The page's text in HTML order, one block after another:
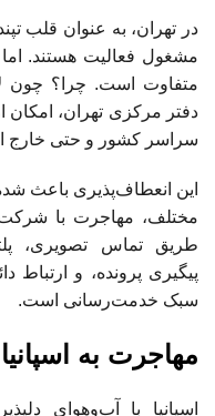
در تهران، به عنوان قلب
مشغول فعالیت هستند.
متفاوت است. چرا؟ چون
دفتر مرکزی تهران، امکان
سراسر کشور و حتی خارج از
این انعطاف‌پذیری باعث
مختلف، مهاجرت با شرکت
طریق تماس تصویری،
پیگیری پرونده، و ارتباط
سبک خدمت‌رسانی است.
مهاجرت به
اسپانیا با آب‌وهوای